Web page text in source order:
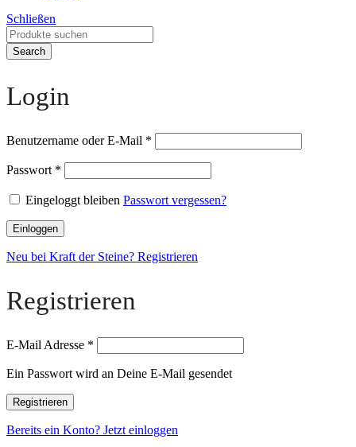
Schließen
Search
Login
Benutzername oder E-Mail *
Passwort *
Eingeloggt bleiben Passwort vergessen?
Einloggen
Neu bei Kraft der Steine? Registrieren
Registrieren
E-Mail Adresse *
Ein Passwort wird an Deine E-Mail gesendet
Registrieren
Bereits ein Konto? Jetzt einloggen